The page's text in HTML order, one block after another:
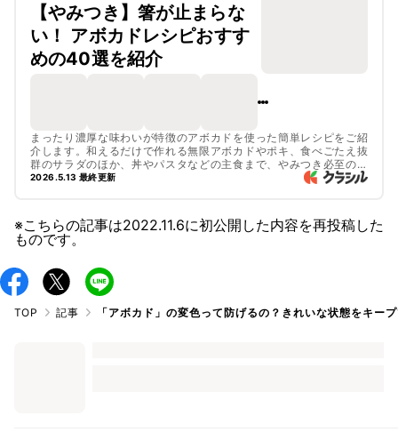
【やみつき】箸が止まらな
い！ アボカドレシピおすす
めの40選を紹介
まったり濃厚な味わいが特徴のアボカドを使った簡単レシピをご紹
介します。和えるだけで作れる無限アボカドやポキ、食べごたえ抜
群のサラダのほか、丼やパスタなどの主食まで、やみつき必至の人
気レシピをピックアップ！おもてなしにもおすすめのおしゃれレシ
2026.5.13 最終更新
※こちらの記事は2022.11.6に初公開した内容を再投稿した
ものです。
TOP 記事 「アボカド」の変色って防げるの？きれいな状態をキー